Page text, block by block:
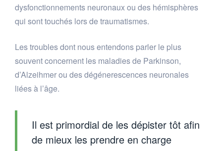
dysfonctionnements neuronaux ou des hémisphères
qui sont touchés lors de traumatismes.
Les troubles dont nous entendons parler le plus
souvent concernent les maladies de Parkinson,
d’Alzeihmer ou des dégénerescences neuronales
liées à l’âge.
Il est primordial de les dépister tôt afin
de mieux les prendre en charge